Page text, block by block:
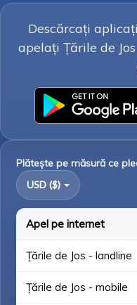
Descărcați
apelați Țările de
Plătește pe măsură ce
USD ($)
Apel pe internet
Țările de Jos - landline
Țările de Jos - mobile